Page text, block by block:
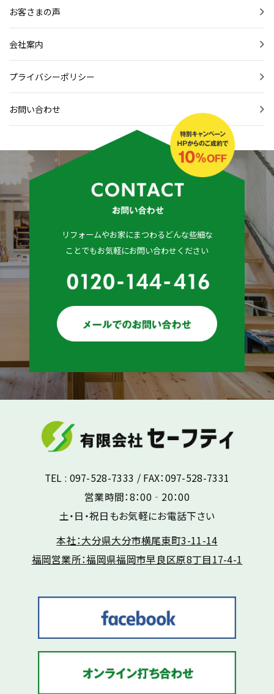
お客さまの声
会社案内
プライバシーポリシー
お問い合わせ
リフォームやお家にまつわるどんな些細な
ことでもお気軽にお問い合わせください
TEL : 097-528-7333 / FAX：097-528-7331
営業時間：8：00‐20：00
土・日・祝日もお気軽にお電話下さい
本社：大分県大分市横尾東町3-11-14
福岡営業所：福岡県福岡市早良区原8丁目17-4-1